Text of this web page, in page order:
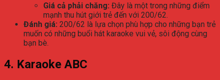
Giá cả phải chăng: Đây là một trong những điểm
mạnh thu hút giới trẻ đến với 200/62.
Đánh giá: 200/62 là lựa chọn phù hợp cho những bạn trẻ
muốn có những buổi hát karaoke vui vẻ, sôi động cùng
bạn bè.
4. Karaoke ABC